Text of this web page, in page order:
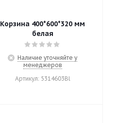
Корзина 400*600*320 мм
белая
Наличие уточняйте у
менеджеров
Артикул: 5314603Bl